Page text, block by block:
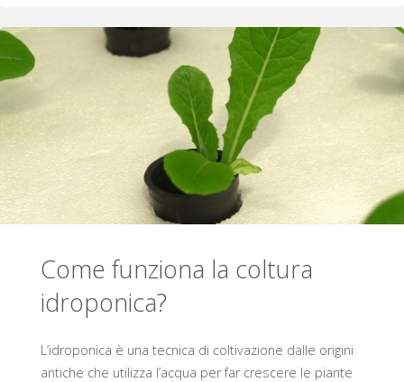
in
idroponica"
Come funziona la coltura
idroponica?
L’idroponica è una tecnica di coltivazione dalle origini
antiche che utilizza l’acqua per far crescere le piante